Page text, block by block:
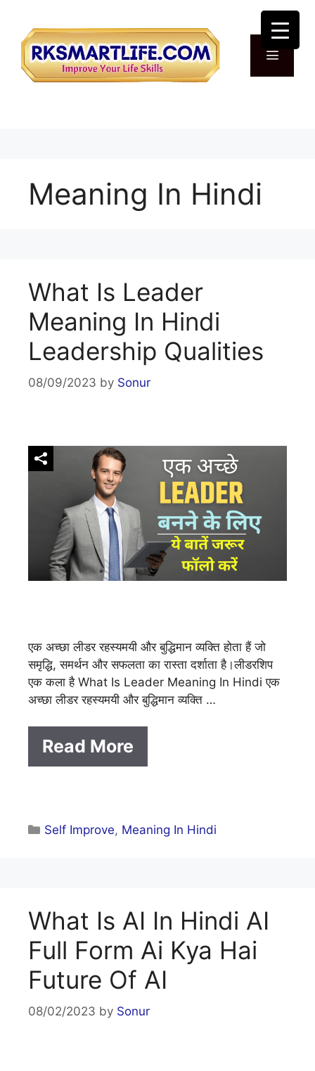
content
Meaning In Hindi
What Is Leader
Meaning In Hindi
Leadership Qualities
08/09/2023 by Sonur
एक अच्छा लीडर रहस्यमयी और बुद्धिमान व्यक्ति होता हैं जो
समृद्धि, समर्थन और सफलता का रास्ता दर्शाता है।लीडरशिप
एक कला है What Is Leader Meaning In Hindi एक
अच्छा लीडर रहस्यमयी और बुद्धिमान व्यक्ति …
Read More
Categories
Self Improve, Meaning In Hindi
What Is AI In Hindi AI
Full Form Ai Kya Hai
Future Of AI
08/02/2023 by Sonur